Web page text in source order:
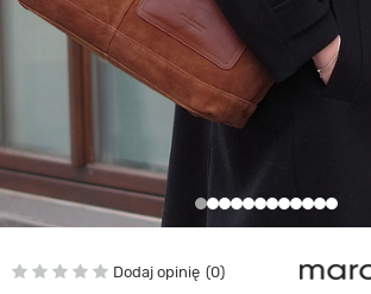
Dodaj opinię 0